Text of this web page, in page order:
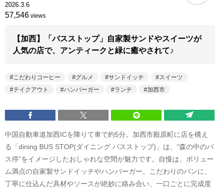
2026.3.6
57,546 views
【加西】「バスストップ」自家製サンドやスイーツが
人気の店で、アンティークと緑に癒やされて♪
こだわりコーヒー グルメ サンドイッチ
スイーツ
テイクアウト
ハンバーガー ランチ 加西市
中国自動車道加西ICを降りて車で約5分。加西市殿原町に店を構え
る「dining BUS STOP(ダイニング バスストップ)」は、“森の中のバ
ス停”をイメージしたおしゃれな空間が魅力です。自慢は、ボリュー
ム満点の自家製サンドイッチやハンバーガー。こだわりのパンに、
丁寧に仕込んだ具材やソースが絶妙に絡み合い、一口ごとに完成度